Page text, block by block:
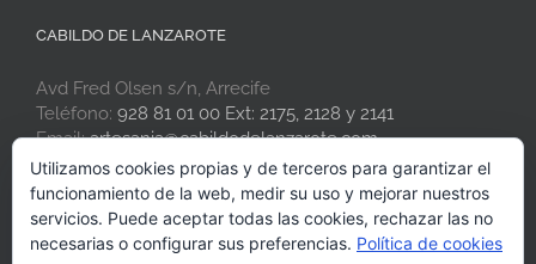
CABILDO DE LANZAROTE
Avd Fred Olsen s/n, Arrecife
Teléfono: 928 81 01 00 Ext: 2175, 2128 y 2141
Email:artesania@cabildodelanzarote.com
Web:www.artesaniadelanzarote.com
Utilizamos cookies propias y de terceros para garantizar el
funcionamiento de la web, medir su uso y mejorar nuestros
servicios. Puede aceptar todas las cookies, rechazar las no
necesarias o configurar sus preferencias. Política de cookies